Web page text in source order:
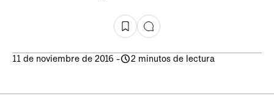
11 de noviembre de 2016 - 2 minutos de lectura